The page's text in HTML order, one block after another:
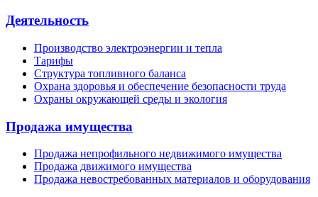
Деятельность
Производство электроэнергии и тепла
Тарифы
Структура топливного баланса
Охрана здоровья и обеспечение безопасности труда
Охраны окружающей среды и экология
Продажа имущества
Продажа непрофильного недвижимого имущества
Продажа движимого имущества
Продажа невостребованных материалов и оборудования